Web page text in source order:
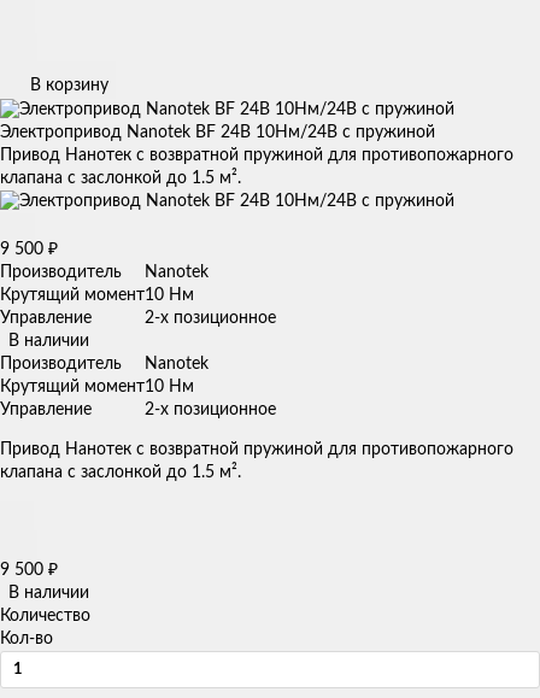
В корзину
Электропривод Nanotek BF 24B 10Нм/24В с пружиной
Привод Нанотек с возвратной пружиной для противопожарного
клапана с заслонкой до 1.5 м².
9 500 ₽
Производитель
Nanotek
Крутящий момент10 Нм
Управление
2-х позиционное
В наличии
Производитель
Nanotek
Крутящий момент10 Нм
Управление
2-х позиционное
Привод Нанотек с возвратной пружиной для противопожарного
клапана с заслонкой до 1.5 м².
9 500 ₽
В наличии
Количество
Кол-во